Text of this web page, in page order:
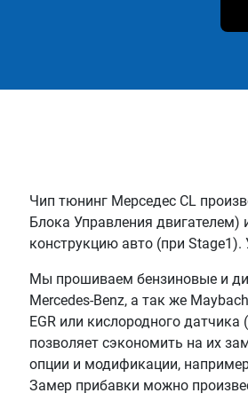
Чип тюнинг Мерседес CL
Блока Управления двигателем)
конструкцию авто (при Stage1).
Мы прошиваем бензиновые и
Mercedes-Benz, а так же
EGR или кислородного
позволяет сэкономить на их
опции и модификации,
Замер прибавки можно